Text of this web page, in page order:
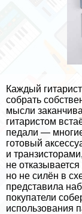
Каждый
собрать
мысли
гитаристом
педали —
готовый
и
не
но не силён в
представила
покупатели
использования